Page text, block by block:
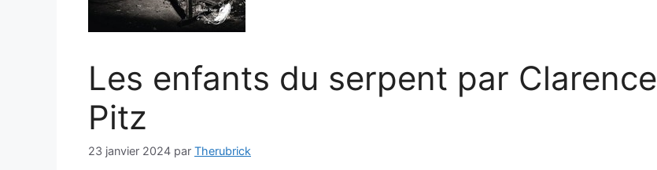
Les enfants du serpent par Clarence
Pitz
23 janvier 2024 par Therubrick